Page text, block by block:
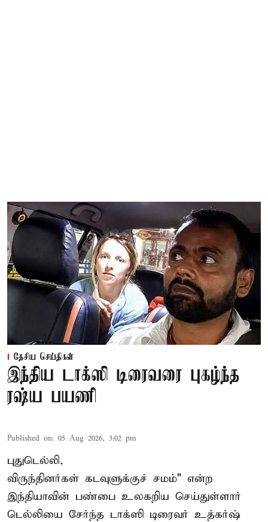
தேசிய செய்திகள்
இந்திய டாக்ஸி டிரைவரை புகழ்ந்த
ரஷ்ய பயணி
Published on: 05 Aug 2026, 3:02 pm
புதுடெல்லி,
விருந்தினர்கள் கடவுளுக்குச் சமம்" என்ற
இந்தியாவின் பண்பை உலகறிய செய்துள்ளார்
டெல்லியை சேர்ந்த டாக்ஸி டிரைவர் உத்கர்ஷ்